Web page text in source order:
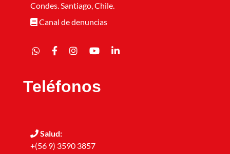
Condes. Santiago, Chile.
Canal de denuncias
Teléfonos
Salud:
+(56 9) 3590 3857